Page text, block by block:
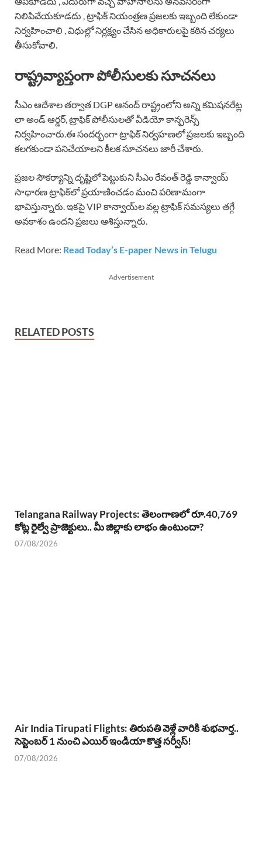
నిలిపివేయకూడదు , ట్రాఫిక్ నియంత్రణ ప్రజలకు ఇబ్బంది లేకుండా
నిర్వహించాలి , విధుల్లో నిర్లక్ష్యం చేసిన అధికారులపై కఠిన చర్యలు
తీసుకోవాలి.
రాష్ట్రవ్యాప్తంగా పోలీసులకు సూచనలు
సీఎం ఆదేశాల తర్వాత DGP ఆనంద్ రాష్ట్రంలోని అన్ని కమిషనరేట్ల
లా అండ్ ఆర్డర్, ట్రాఫిక్ పోలీసులతో వీడియో కాన్ఫరెన్స్
నిర్వహించారు.ఈ సందర్భంగా ట్రాఫిక్ నిర్వహణలో ప్రజలకు ఇబ్బంది
కలగకుండా పనిచేయాలని కీలక సూచనలు జారీ చేశారు.
ప్రజల సౌకర్యాన్ని దృష్టిలో పెట్టుకుని సీఎం రేవంత్ రెడ్డి కాన్వాయ్
సాధారణ ట్రాఫిక్‌లో ప్రయాణించడం మంచి పరిణామంగా
భావిస్తున్నారు. ఇకపై VIP కాన్వాయ్‌ల వల్ల ట్రాఫిక్ సమస్యలు తగ్గే
అవకాశం ఉందని ప్రజలు ఆశిస్తున్నారు.
Read More: Read Today’s E-paper News in Telugu
Advertisement
RELATED POSTS
Telangana Railway Projects: తెలంగాణలో రూ.40,769
కోట్ల రైల్వే ప్రాజెక్టులు.. మీ జిల్లాకు లాభం ఉంటుందా?
07/08/2026
Air India Tirupati Flights: తిరుపతి వెళ్లే వారికి శుభవార్త..
సెప్టెంబర్ 1 నుంచి ఎయిర్ ఇండియా కొత్త సర్వీస్!
07/08/2026